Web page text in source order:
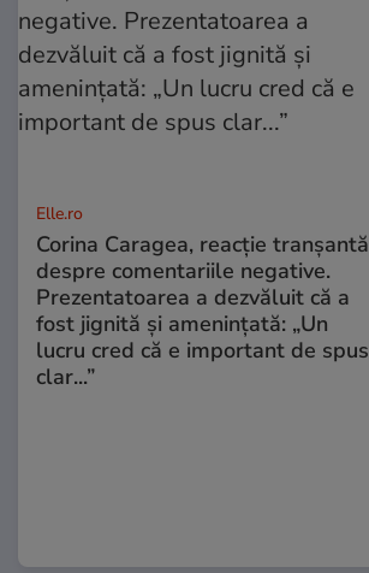
Elle.ro
Corina Caragea, reacție tranșantă
despre comentariile negative.
Prezentatoarea a dezvăluit că a
fost jignită și amenințată: „Un
lucru cred că e important de spus
clar...”